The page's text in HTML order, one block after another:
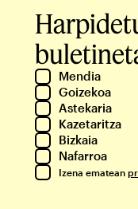
Mendia
Goizekoa
Astekaria
Kazetaritza
Bizkaia
Nafarroa
Izena ematean